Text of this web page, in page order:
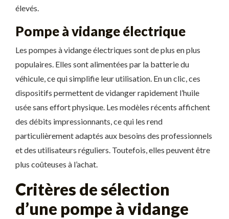
élevés.
Pompe à vidange électrique
Les pompes à vidange électriques sont de plus en plus
populaires. Elles sont alimentées par la batterie du
véhicule, ce qui simplifie leur utilisation. En un clic, ces
dispositifs permettent de vidanger rapidement l’huile
usée sans effort physique. Les modèles récents affichent
des débits impressionnants, ce qui les rend
particulièrement adaptés aux besoins des professionnels
et des utilisateurs réguliers. Toutefois, elles peuvent être
plus coûteuses à l’achat.
Critères de sélection
d’une pompe à vidange